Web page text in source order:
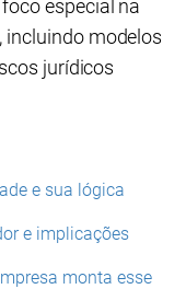
especial na
incluindo modelos
jurídicos
e sua lógica
e implicações
monta esse